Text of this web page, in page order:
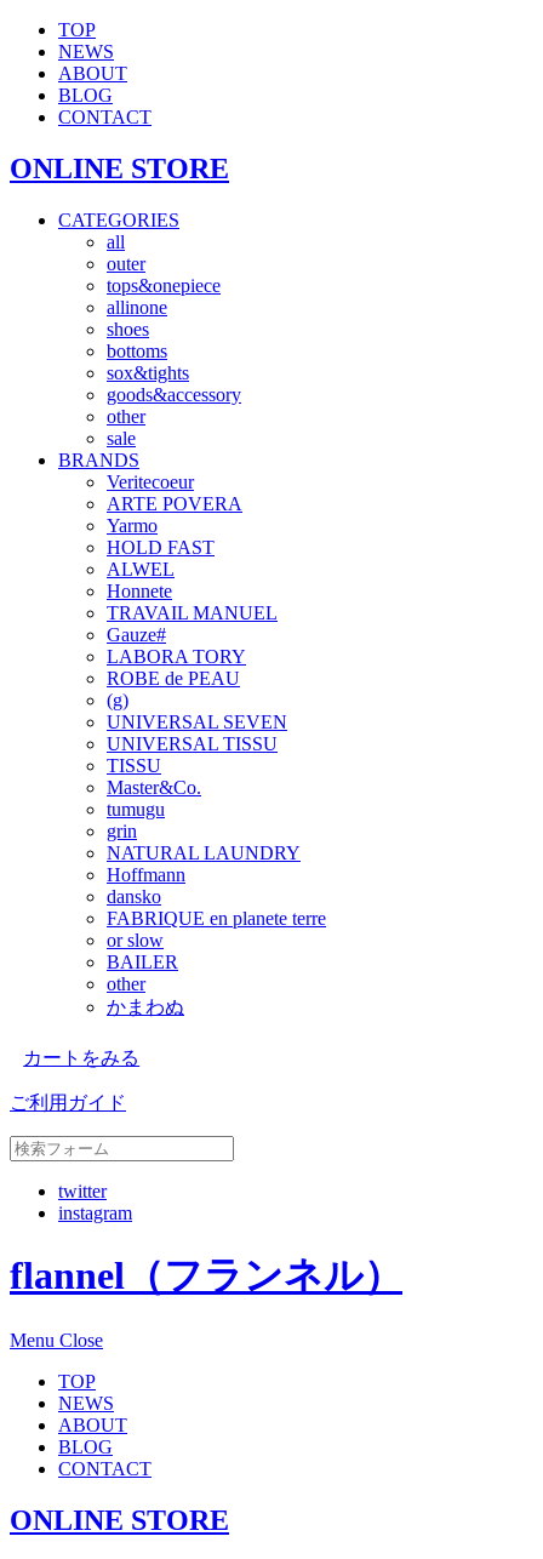
TOP
NEWS
ABOUT
BLOG
CONTACT
ONLINE STORE
CATEGORIES
all
outer
tops&onepiece
allinone
shoes
bottoms
sox&tights
goods&accessory
other
sale
BRANDS
Veritecoeur
ARTE POVERA
Yarmo
HOLD FAST
ALWEL
Honnete
TRAVAIL MANUEL
Gauze#
LABORA TORY
ROBE de PEAU
(g)
UNIVERSAL SEVEN
UNIVERSAL TISSU
TISSU
Master&Co.
tumugu
grin
NATURAL LAUNDRY
Hoffmann
dansko
FABRIQUE en planete terre
or slow
BAILER
other
かまわぬ
カートをみる
ご利用ガイド
twitter
instagram
flannel（フランネル）
Menu Close
TOP
NEWS
ABOUT
BLOG
CONTACT
ONLINE STORE